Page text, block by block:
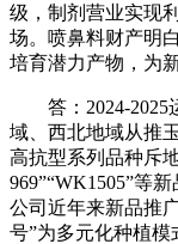
级，制剂营业实现
场。喷鼻料财产明
培育潜力产物，为
答：2024-2025运
域、西北地域从推
高抗型系列品种斥
969”“WK1505”等
公司近年来新品推
号”为多元化种植